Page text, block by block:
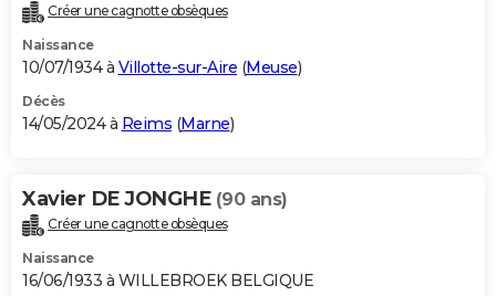
Créer une cagnotte obsèques
Naissance
10/07/1934 à Villotte-sur-Aire (Meuse)
Décès
14/05/2024 à Reims (Marne)
Xavier DE JONGHE (90 ans)
Créer une cagnotte obsèques
Naissance
16/06/1933 à WILLEBROEK BELGIQUE